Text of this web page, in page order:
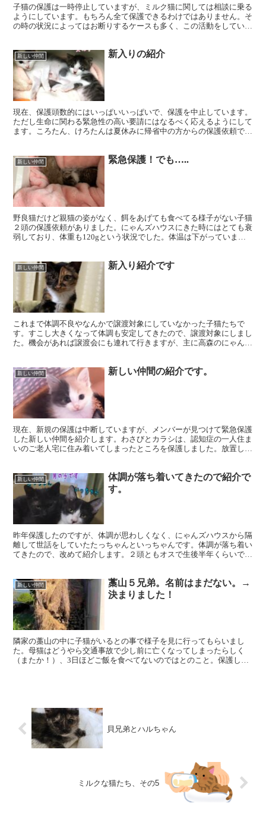
子猫の保護は一時停止していますが、ミルク猫に関しては相談に乗る
ようにしています。もちろん全て保護できるわけではありません。そ
の時の状況によってはお断りするケースも多く、この活動をしていて
新しい仲間 新入りの紹介
現在、保護頭数的にはいっぱいいっぱいで、保護を中止しています。
ただし生命に関わる緊急性の高い要請にはなるべく応えるようにして
ます。ころたん、けろたんは夏休みに帰省中の方からの保護依頼で、
新しい仲間 緊急保護！でも…..
野良猫だけど親猫の姿がなく、餌をあげても食べてる様子がない子猫
２頭の保護依頼がありました。にゃんズハウスにきた時にはとても衰
弱しており、体重も120gという状況でした。体温は下がっていまし
新しい仲間 新入り紹介です
これまで体調不良やなんかで譲渡対象にしていなかった子猫たちで
す。すこし大きくなって体調も安定してきたので、譲渡対象にしまし
た。機会があれば譲渡会にも連れて行きますが、主に高森のにゃんズ
新しい仲間 新しい仲間の紹介です。
現在、新規の保護は中断していますが、メンバーが見つけて緊急保護
した新しい仲間を紹介します。わさびとカラシは、認知症の一人住ま
いのご老人宅に住み着いてしまったところを保護しました。放置して
新しい仲間
体調が落ち着いてきたので紹介で
す。
昨年保護したのですが、体調が思わしくなく、にゃんズハウスから隔
離して世話をしていたたっちゃんといっちゃんです。体調が落ち着い
てきたので、改めて紹介します。２頭ともオスで生後半年くらいで
新しい仲間
藁山５兄弟。名前はまだない。→
決まりました！
隣家の藁山の中に子猫がいるとの事で様子を見に行ってもらいまし
た。母猫はどうやら交通事故で少し前に亡くなってしまったらしく
（またか！）、3日ほどご飯を食べてないのではとのこと。保護して
貝兄弟とハルちゃん
ミルクな猫たち、その5